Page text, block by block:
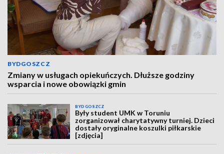
BYDGOSZCZ
Zmiany w usługach opiekuńczych. Dłuższe godziny
wsparcia i nowe obowiązki gmin
BYDGOSZCZ
Były student UMK w Toruniu
zorganizował charytatywny turniej. Dzieci
dostały oryginalne koszulki piłkarskie
[zdjęcia]